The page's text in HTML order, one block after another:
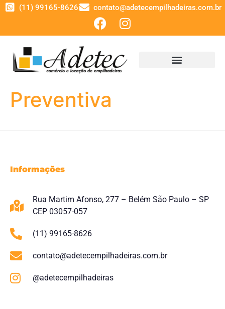
(11) 99165-8626 contato@adetecempilhadeiras.com.br
Preventiva
Informações
Rua Martim Afonso, 277 – Belém São Paulo – SP
CEP 03057-057
(11) 99165-8626
contato@adetecempilhadeiras.com.br
@adetecempilhadeiras